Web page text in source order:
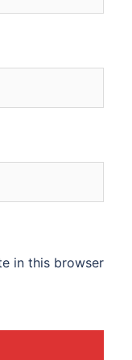
in this browser